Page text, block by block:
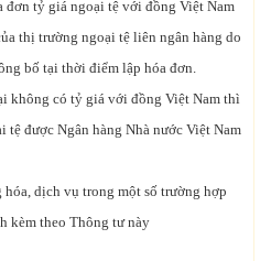
tỷ giá ngoại tệ với đồng Việt Nam
thị trường ngoại tệ liên ngân hàng do
bố tại thời điểm lập hóa đơn.
không có tỷ giá với đồng Việt Nam thì
được Ngân hàng Nhà nước Việt Nam
dịch vụ trong một số trường hợp
kèm theo Thông tư này